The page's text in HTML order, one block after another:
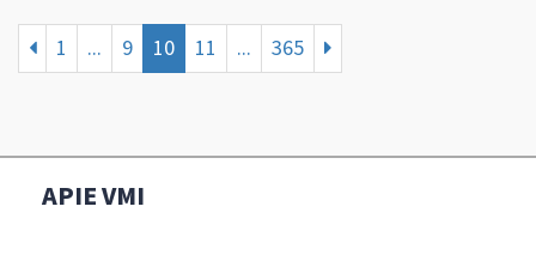
1 ... 9 10 11 ... 365
APIE VMI